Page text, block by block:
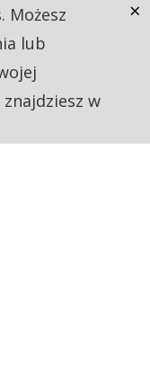
Możesz
lub
w
×